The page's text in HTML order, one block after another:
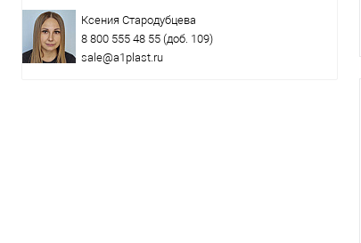
Ксения Стародубцева
8 800 555 48 55 (доб. 109)
sale@a1plast.ru